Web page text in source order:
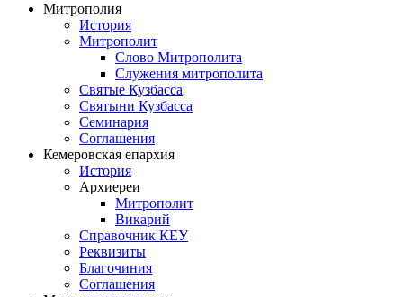
Митрополия
История
Митрополит
Слово Митрополита
Служения митрополита
Святые Кузбасса
Святыни Кузбасса
Семинария
Соглашения
Кемеровская епархия
История
Архиереи
Митрополит
Викарий
Справочник КЕУ
Реквизиты
Благочиния
Соглашения